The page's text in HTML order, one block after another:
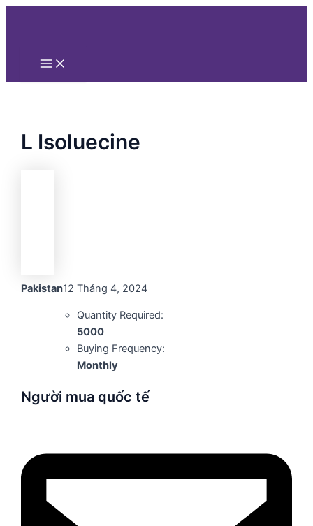
Nhảy
Main
L Isoluecine
Pakistan12 Tháng 4, 2024
Quantity Required:
5000
Buying Frequency:
Monthly
Người mua quốc tế